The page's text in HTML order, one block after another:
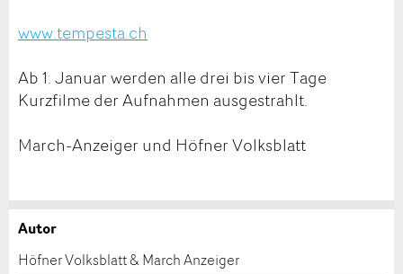
www.tempesta.ch
Ab 1. Januar werden alle drei bis vier Tage
Kurzfilme der Aufnahmen ausgestrahlt.
March-Anzeiger und Höfner Volksblatt
Anzeige beanstanden
Anzeige weiterempfehlen
Autor
Höfner Volksblatt & March Anzeiger